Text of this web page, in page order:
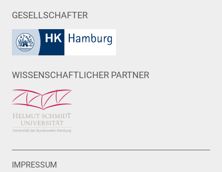
GESELLSCHAFTER
WISSENSCHAFTLICHER PARTNER
IMPRESSUM